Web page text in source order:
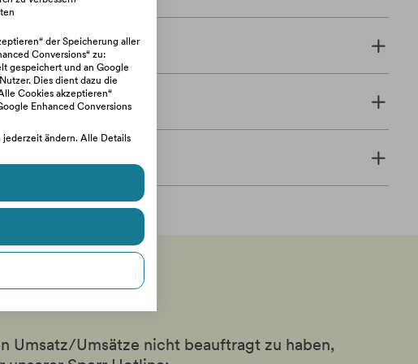
der Speicherung aller
Conversions“ zu:
gespeichert und an Google
Dies dient dazu die
Cookies akzeptieren“
Enhanced Conversions
ändern. Alle Details
Umsatz/Umsätze nicht beauftragt zu haben,